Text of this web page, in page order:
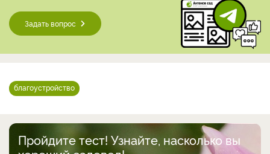
Задать вопрос
благоустройство
Пройдите тест! Узнайте, насколько вы